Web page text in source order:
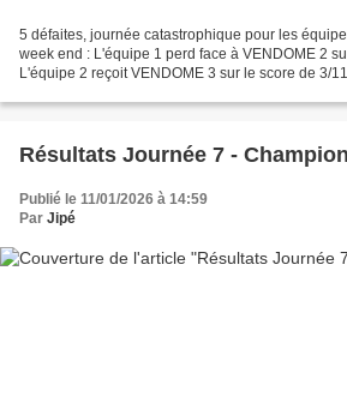
5 défaites, journée catastrophique pour les
week end : L'équipe 1 perd face à VENDOME 2
L'équipe 2 reçoit VENDOME 3 sur le score de 3/
Résultats Journée 7 -
Publié le 11/01/2026 à 14:59
Par Jipé